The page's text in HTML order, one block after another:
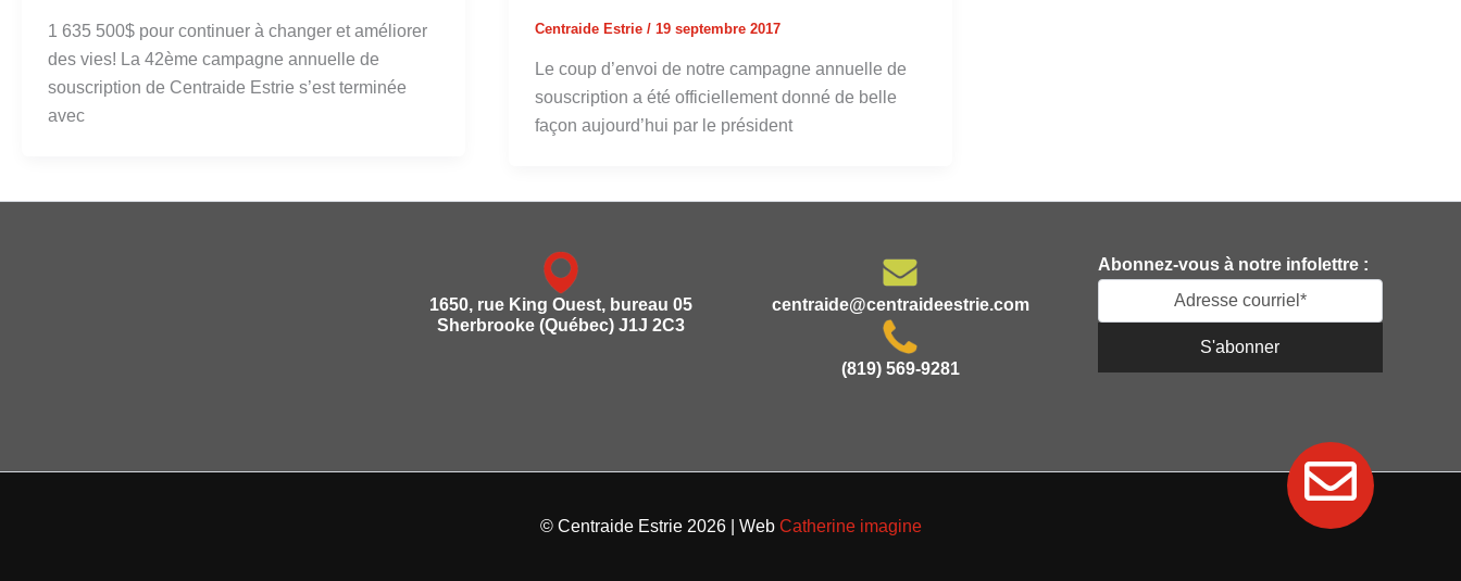
1 635 500$ pour continuer à changer et améliorer
des vies! La 42ème campagne annuelle de
souscription de Centraide Estrie s’est terminée
avec
Centraide Estrie / 19 septembre 2017
Le coup d’envoi de notre campagne annuelle de
souscription a été officiellement donné de belle
façon aujourd’hui par le président
1650, rue King Ouest, bureau 05
Sherbrooke (Québec) J1J 2C3
centraide@centraideestrie.com
(819) 569-9281
Abonnez-vous à notre infolettre :
© Centraide Estrie 2026 | Web Catherine imagine